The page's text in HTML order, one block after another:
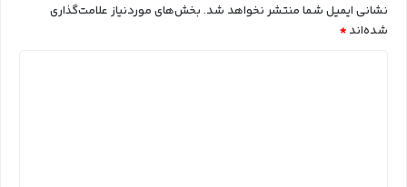
نشانی ایمیل شما منتشر نخواهد شد. بخش‌های موردنیاز علامت‌گذاری
شده‌اند *